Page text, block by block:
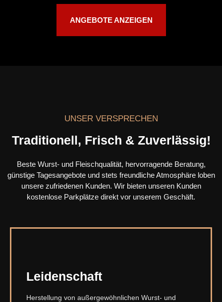
ANGEBOTE ANZEIGEN
UNSER VERSPRECHEN
Traditionell, Frisch & Zuverlässig!
Beste Wurst- und Fleischqualität, hervorragende Beratung,
günstige Tagesangebote und stets freundliche Atmosphäre loben
unsere zufriedenen Kunden. Wir bieten unseren Kunden
kostenlose Parkplätze direkt vor unserem Geschäft.
Leidenschaft
Herstellung von außergewöhnlichen Wurst- und